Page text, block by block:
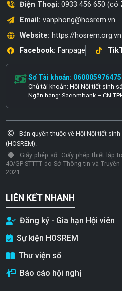
Điện Thoại: 0933 456 650 (có
Email: vanphong@hosrem.vn
Website: https://hosrem.org.vn
Facebook: Fanpage
Số Tài khoản: 060005976475
Chủ tài khoản: Hội Nội tiết sinh
Ngân hàng: Sacombank – CN
Bản quyền thuộc về Hội Nội tiết sinh
(HOSREM).
Giấy phép số: Giấy phép thiết lập
40/GP-STTTT do Sở Thông tin và
2021.
LIÊN KẾT NHANH
Đăng ký - Gia hạn Hội viên
Sự kiện HOSREM
Thư viện số
Báo cáo hội nghị